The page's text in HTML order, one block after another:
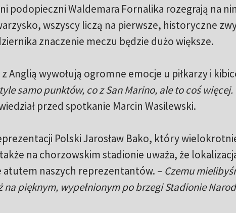
podopieczni Waldemara Fornalika rozegrają na
wszyscy liczą na pierwsze, historyczne
znaczenie meczu będzie dużo większe.
Anglią wywołują ogromne emocje u piłkarzy i
samo punktów, co z San Marino, ale to coś
przed spotkanie Marcin Wasilewski.
Polski Jarosław Bako, który
na chorzowskim stadionie uważa, że
atutem naszych reprezentantów. – Czemu
na pięknym, wypełnionym po brzegi Stadionie